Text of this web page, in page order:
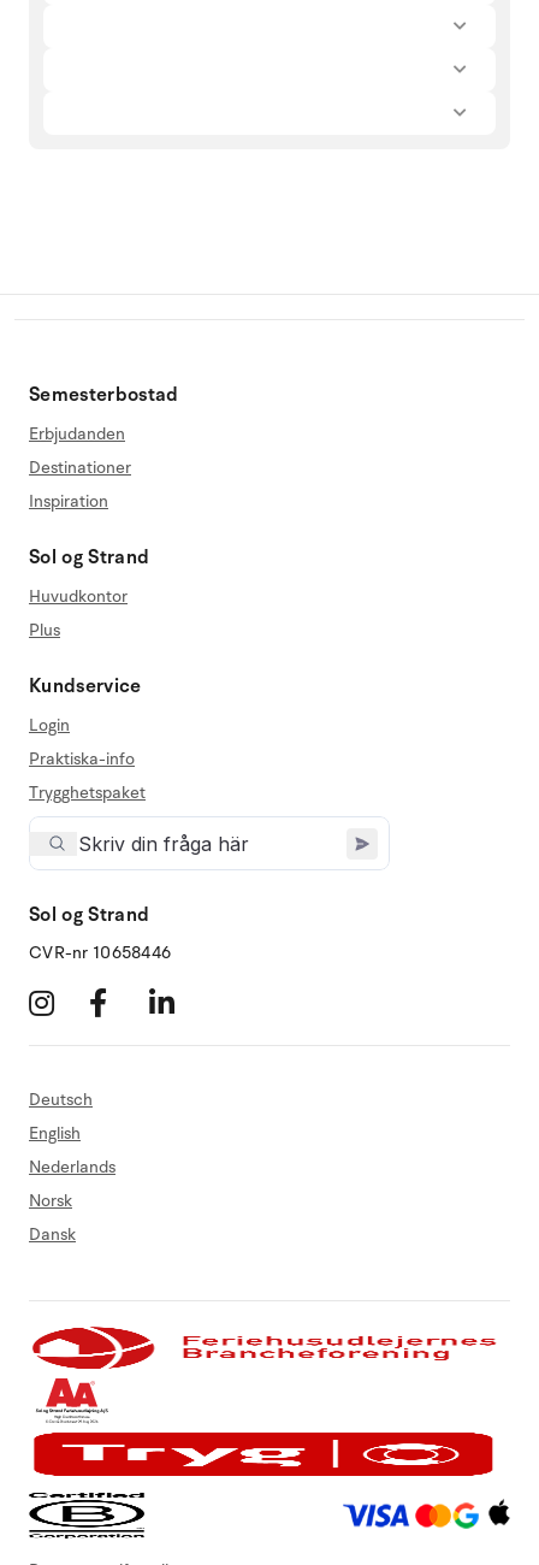
Semesterbostad
Erbjudanden
Destinationer
Inspiration
Sol og Strand
Huvudkontor
Plus
Kundservice
Login
Praktiska-info
Trygghetspaket
Sol og Strand
CVR-nr 10658446
Deutsch
English
Nederlands
Norsk
Dansk